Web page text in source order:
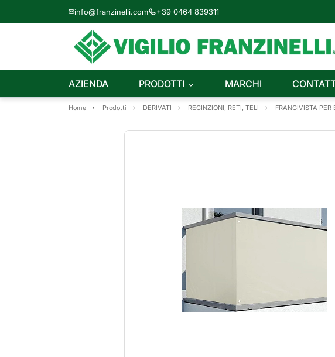
info@franzinelli.com +39 0464 839311
AZIENDA PRODOTTI MARCHI
Home Prodotti DERIVATI RECINZIONI, RETI, TELI FRANGIVISTA PER